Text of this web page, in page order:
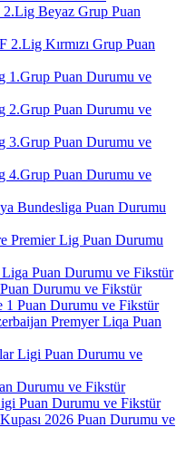
Beyaz Grup Puan
2.Lig Kırmızı Grup Puan
1.Grup Puan Durumu ve
2.Grup Puan Durumu ve
3.Grup Puan Durumu ve
4.Grup Puan Durumu ve
Bundesliga Puan Durumu
Premier Lig Puan Durumu
Puan Durumu ve Fikstür
Durumu ve Fikstür
1 Puan Durumu ve Fikstür
Premyer Liqa Puan
Ligi Puan Durumu ve
Durumu ve Fikstür
Puan Durumu ve Fikstür
2026 Puan Durumu ve